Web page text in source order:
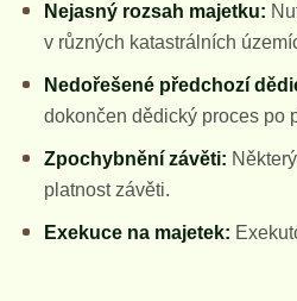
Nejasný rozsah majetku:
v různých katastrálních
Nedořešené předchozí
dokončen dědický proces po
Zpochybnění závěti:
platnost závěti.
Exekuce na majetek: